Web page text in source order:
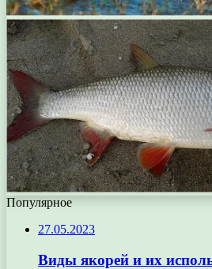
Популярное
27.05.2023
Виды якорей и их